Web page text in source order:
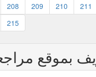
208 209 210 211
215
بموقع